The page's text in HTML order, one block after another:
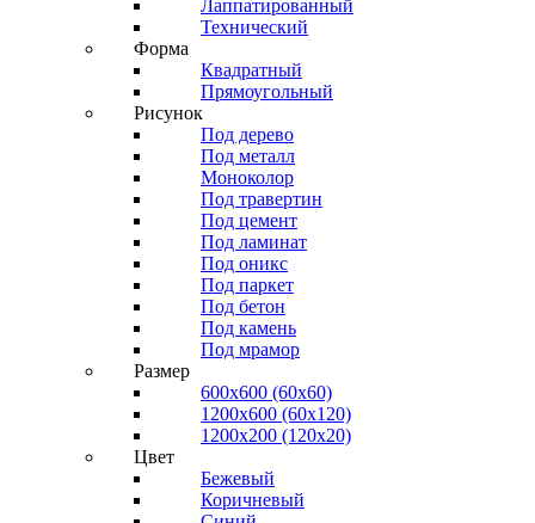
Лаппатированный
Технический
Форма
Квадратный
Прямоугольный
Рисунок
Под дерево
Под металл
Моноколор
Под травертин
Под цемент
Под ламинат
Под оникс
Под паркет
Под бетон
Под камень
Под мрамор
Размер
600х600 (60х60)
1200х600 (60х120)
1200х200 (120x20)
Цвет
Бежевый
Коричневый